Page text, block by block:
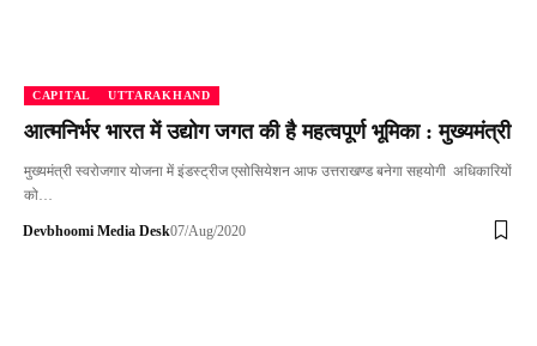
CAPITAL UTTARAKHAND
आत्मनिर्भर भारत में उद्योग जगत की है महत्वपूर्ण भूमिका : मुख्यमंत्री
मुख्यमंत्री स्वरोजगार योजना में इंडस्ट्रीज एसोसियेशन आफ उत्तराखण्ड बनेगा सहयोगी अधिकारियों
को…
Devbhoomi Media Desk07/Aug/2020